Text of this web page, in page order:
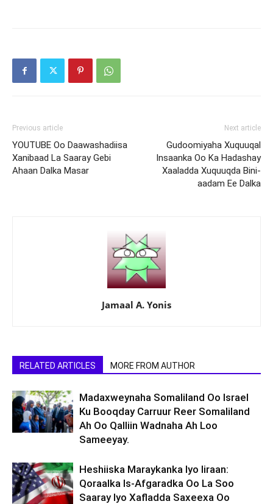
Previous article
YOUTUBE Oo Daawashadiisa
Xanibaad La Saaray Gebi
Ahaan Dalka Masar
Next article
Gudoomiyaha Xuquuqal
Insaanka Oo Ka Hadashay
Xaaladda Xuquuqda Bini-
aadam Ee Dalka
Jamaal A. Yonis
RELATED ARTICLES MORE FROM AUTHOR
Madaxweynaha Somaliland Oo Israel
Ku Booqday Carruur Reer Somaliland
Ah Oo Qalliin Wadnaha Ah Loo
Sameeyay.
Heshiiska Maraykanka Iyo Iiraan:
Qoraalka Is-Afgaradka Oo La Soo
Saaray Iyo Xafladda Saxeexa Oo